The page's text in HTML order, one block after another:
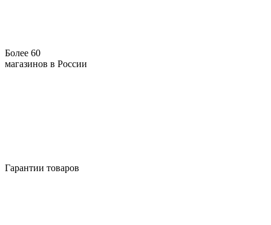
Более 60
магазинов в России
Гарантии товаров